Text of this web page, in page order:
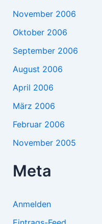
November 2006
Oktober 2006
September 2006
August 2006
April 2006
März 2006
Februar 2006
November 2005
Meta
Anmelden